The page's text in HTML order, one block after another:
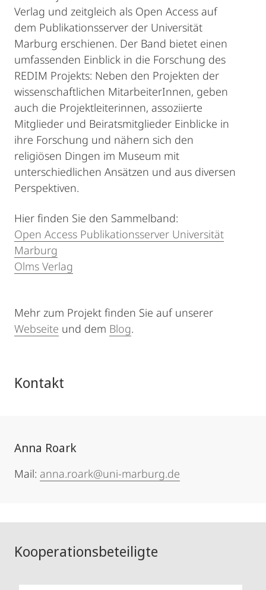
Verlag und zeitgleich als Open Access auf
dem Publikationsserver der Universität
Marburg erschienen. Der Band bietet einen
umfassenden Einblick in die Forschung des
REDIM Projekts: Neben den Projekten der
wissenschaftlichen MitarbeiterInnen, geben
auch die Projektleiterinnen, assoziierte
Mitglieder und Beiratsmitglieder Einblicke in
ihre Forschung und nähern sich den
religiösen Dingen im Museum mit
unterschiedlichen Ansätzen und aus diversen
Perspektiven.
Hier finden Sie den Sammelband:
Open Access Publikationsserver Universität
Marburg
Olms Verlag
Mehr zum Projekt finden Sie auf unserer
Webseite und dem Blog.
Kontakt
Anna Roark
Mail: anna.roark@uni-marburg.de
Kooperationsbeteiligte